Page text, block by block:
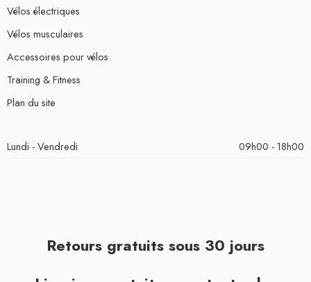
Vélos électriques
Vélos musculaires
Accessoires pour vélos
Training & Fitness
Plan du site
Lundi - Vendredi 09h00 - 18h00
Retours gratuits sous 30 jours